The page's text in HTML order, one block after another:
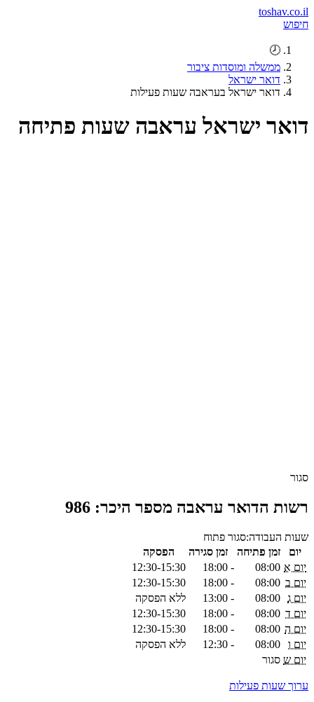
toshav.co.il
חיפוש
🕗
ממשלה ומוסדות ציבור
דואר ישראל
דואר ישראל בעראבה שעות פעילות
דואר ישראל עראבה שעות פתיחה
סגור
רשות הדואר עראבה מספר היכר: 986
שעות העבודה:סגור פתוח
יום
זמן פתיחה זמן סגירה
הפסקה
יום א 08:00
-
18:00
12:30-15:30
יום ב 08:00
-
18:00
12:30-15:30
יום ג 08:00
-
13:00
ללא הפסקה
יום ד 08:00
-
18:00
12:30-15:30
יום ה 08:00
-
18:00
12:30-15:30
יום ו
08:00
-
12:30
ללא הפסקה
יום ש סגור
ערוך שעות פעילות